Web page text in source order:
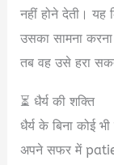
नहीं होने देती। यह
उसका सामना
तब वह उसे हरा
⏳ धैर्य की शक्ति
धैर्य के बिना कोई
अपने सफर में